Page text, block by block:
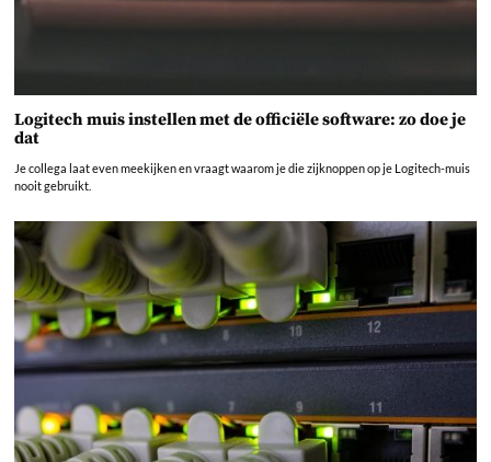
Logitech muis instellen met de officiële software: zo doe je
dat
Je collega laat even meekijken en vraagt waarom je die zijknoppen op je Logitech-muis
nooit gebruikt.